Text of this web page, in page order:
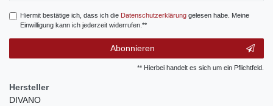
Hiermit bestätige ich, dass ich die Daten­schutz­erklärunggelesen habe. Meine
Einwilligung kann ich jederzeit widerrufen.**
Abonnieren
** Hierbei handelt es sich um ein Pflichtfeld.
Hersteller
DIVANO